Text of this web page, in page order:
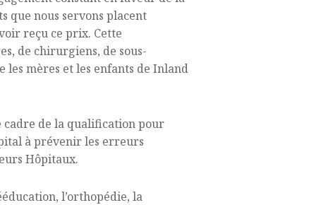
que nous servons placent
reçu ce prix. Cette
de chirurgiens, de sous-
mères et les enfants de Inland
cadre de la qualification pour
à prévenir les erreurs
Hôpitaux.
l’orthopédie, la